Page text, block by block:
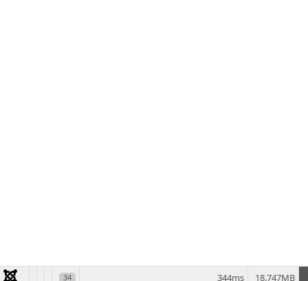
34 18.747MB
344ms